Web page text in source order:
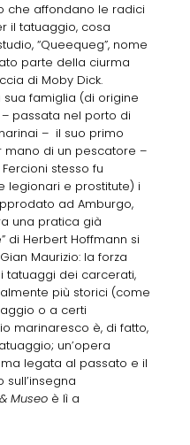
che affondano le radici
il tatuaggio, cosa
“Queequeg”, nome
parte della ciurma
di Moby Dick.
famiglia (di origine
passata nel porto di
– il suo primo
mano di un pescatore –
stesso fu
legionari e prostitute) i
ad Amburgo,
una pratica già
di Herbert Hoffmann si
Maurizio: la forza
tatuaggi dei carcerati,
più storici (come
o a certi
marinaresco è, di fatto,
un’opera
legata al passato e il
Museoè lì a